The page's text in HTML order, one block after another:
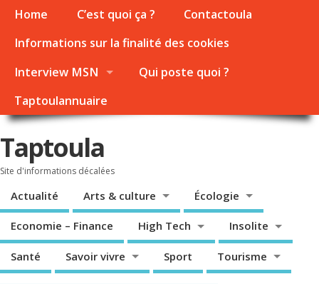
Home C’est quoi ça ?
Contactoula
Informations sur la finalité des cookies
Interview MSN
Qui poste quoi ?
Taptoulannuaire
Taptoula
Site d'informations décalées
Actualité Arts & culture Écologie
Economie – Finance High Tech Insolite
Santé Savoir vivre Sport Tourisme